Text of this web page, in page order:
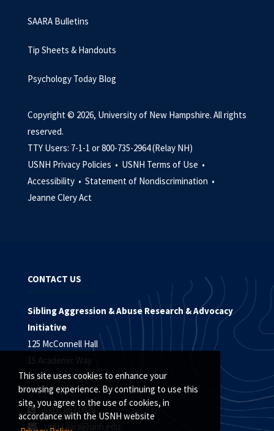
This site uses cookies to enhance your
browsing experience. By continuing to use this
site, you agree to the use of cookies, in
accordance with the USNH website
SAARA Bulletins
Tip Sheets & Handouts
Psychology Today Blog
Copyright © 2026, University of New Hampshire. All rights
reserved.
TTY Users: 7-1-1 or 800-735-2964 (Relay NH)
USNH Privacy Policies • USNH Terms of Use •
Accessibility • Statement of Nondiscrimination •
Jeanne Clery Act
CONTACT US
Sibling Aggression & Abuse Research & Advocacy
Initiative
125 McConnell Hall
15 Academic Way
Durham, NH 03824
(603) 862.0936
unh.saara@unh.edu